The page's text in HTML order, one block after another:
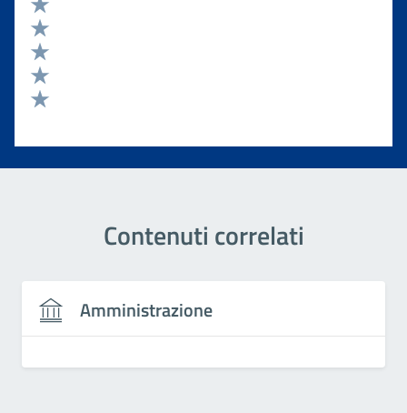
Valuta 5 stelle su 5
Valuta 4 stelle su 5
Valuta 3 stelle su 5
Valuta 2 stelle su 5
Contenuti correlati
Amministrazione